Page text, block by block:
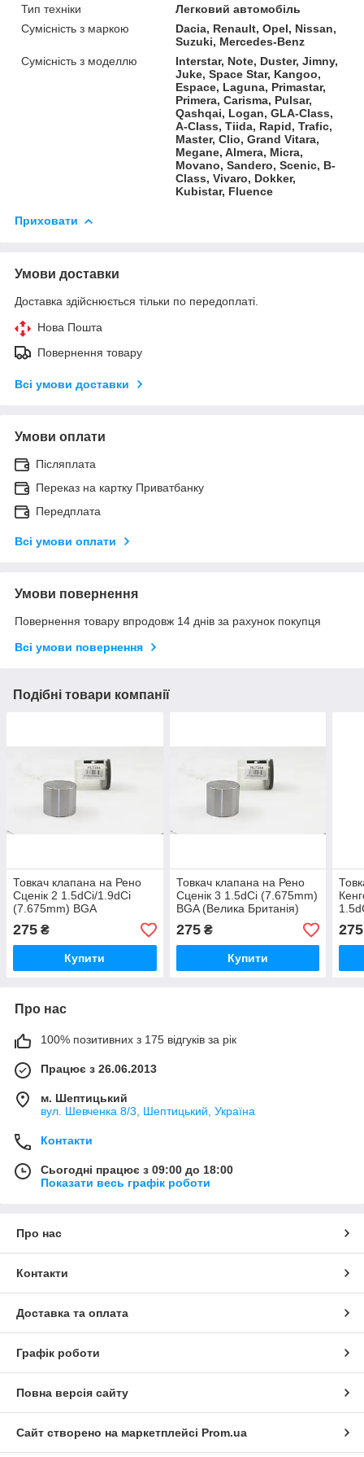
Тип техніки
Легковий автомобіль
Сумісність з маркою
Dacia, Renault, Opel, Nissan,
Suzuki, Mercedes-Benz
Сумісність з моделлю
Interstar, Note, Duster, Jimny,
Juke, Space Star, Kangoo,
Espace, Laguna, Primastar,
Primera, Carisma, Pulsar,
Qashqai, Logan, GLA-Class,
A-Class, Tiida, Rapid, Trafic,
Master, Clio, Grand Vitara,
Megane, Almera, Micra,
Movano, Sandero, Scenic, B-
Class, Vivaro, Dokker,
Kubistar, Fluence
Приховати
Умови доставки
Доставка здійснюється тільки по передоплаті.
Нова Пошта
Повернення товару
Всі умови доставки
Умови оплати
Післяплата
Переказ на картку Приватбанку
Передплата
Всі умови оплати
Умови повернення
Повернення товару впродовж 14 днів за рахунок покупця
Всі умови повернення
Подібні товари компанії
Товкач клапана на Рено
Сценік 2 1.5dCi/1.9dCi
(7.675mm) BGA
(Великобританія) HL7354
275 ₴
Купити
Товкач клапана на Рено
Сценік 3 1.5dCi (7.675mm)
BGA (Велика Британія)
HL7354
275₴
Купити
275
Про нас
100% позитивних з 175 відгуків за рік
Працює з 26.06.2013
м. Шептицький
вул. Шевченка 8/3, Шептицький, Україна
Контакти
Сьогодні працює з 09:00 до 18:00
Показати весь графік роботи
Про нас
Контакти
Доставка та оплата
Графік роботи
Повна версія сайту
Сайт створено на маркетплейсі Prom.ua